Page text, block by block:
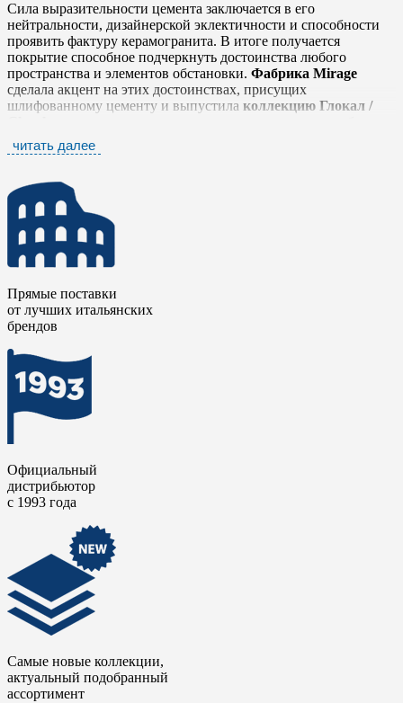
Сила выразительности цемента заключается в его
нейтральности, дизайнерской эклектичности и способности
проявить фактуру керамогранита. В итоге получается
покрытие способное подчеркнуть достоинства любого
пространства и элементов обстановки. Фабрика Mirage
сделала акцент на этих достоинствах, присущих
шлифованному цементу и выпустила коллекцию Глокал /
наиболее оригинальном облике, не забывая о тщательной
Коллекция Глокал / Glocal
нейтральными тонами от белого до антрацита, которые
прекрасно сочетаются между собой. Серия дополнена яркими
элементами в стиле «Печворк» и стилизованными
мозаичными плашками в виде вытянутых ромбов. Такое
разнообразие позволяет комбинировать плитку с другими
коллекциямифабрики Mirage
выразительными дизайнерские и интерьерные решения.
читать далее
Прямые поставки
от лучших итальянских
брендов
Официальный
дистрибьютор
с 1993 года
Самые новые коллекции,
актуальный подобранный
ассортимент